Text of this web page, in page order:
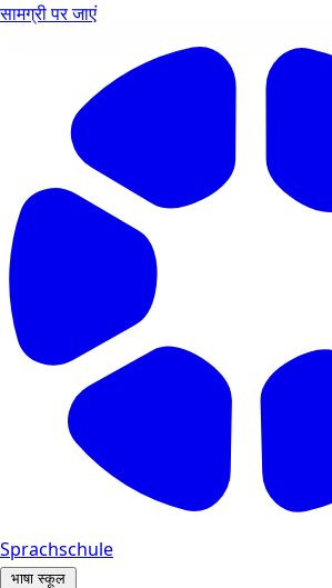
सामग्री पर जाएं
Sprachschule
भाषा स्कूल